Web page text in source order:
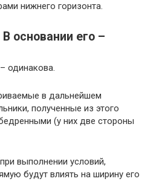
нижнего горизонта.
основании его –
одинакова.
в дальнейшем
полученные из этого
(у них две стороны
выполнении условий,
будут влиять на ширину его